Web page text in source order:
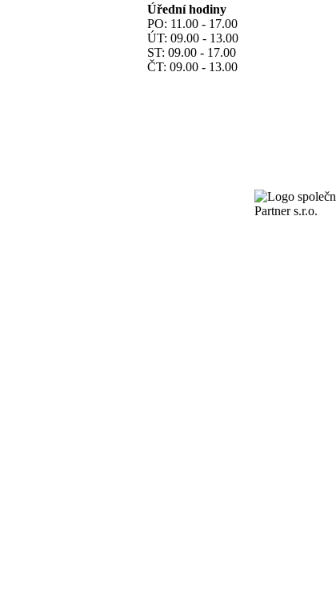
Úřední hodiny
PO: 11.00 - 17.00
ÚT: 09.00 - 13.00
ST: 09.00 - 17.00
ČT: 09.00 - 13.00